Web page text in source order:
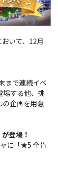
いて、12月
まで連続イベ
場する他、挑
の企画を用意
登場！
に「★5 全肯